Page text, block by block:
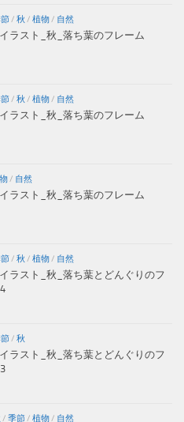
/ 秋 / 植物/ 自然
ラスト_秋_落ち葉のフレーム
/ 秋 / 植物/ 自然
ラスト_秋_落ち葉のフレーム
/ 自然
ラスト_秋_落ち葉のフレーム
/ 秋 / 植物/ 自然
ラスト_秋_落ち葉とどんぐりのフ
/ 秋
ラスト_秋_落ち葉とどんぐりのフ
/ 季節/ 植物/ 自然